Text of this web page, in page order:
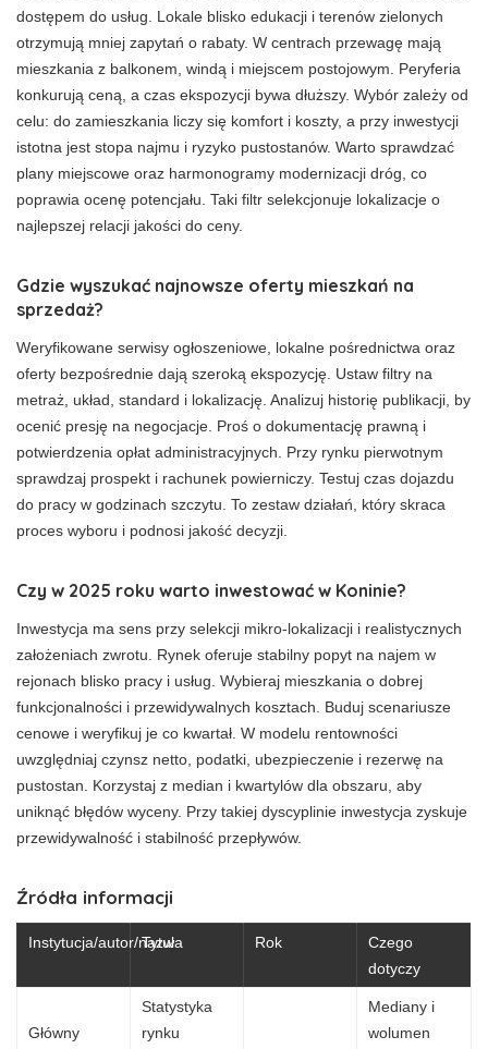
dostępem do usług. Lokale blisko edukacji i terenów zielonych
otrzymują mniej zapytań o rabaty. W centrach przewagę mają
mieszkania z balkonem, windą i miejscem postojowym. Peryferia
konkurują ceną, a czas ekspozycji bywa dłuższy. Wybór zależy od
celu: do zamieszkania liczy się komfort i koszty, a przy inwestycji
istotna jest stopa najmu i ryzyko pustostanów. Warto sprawdzać
plany miejscowe oraz harmonogramy modernizacji dróg, co
poprawia ocenę potencjału. Taki filtr selekcjonuje lokalizacje o
najlepszej relacji jakości do ceny.
Gdzie wyszukać najnowsze oferty mieszkań na
sprzedaż?
Weryfikowane serwisy ogłoszeniowe, lokalne pośrednictwa oraz
oferty bezpośrednie dają szeroką ekspozycję. Ustaw filtry na
metraż, układ, standard i lokalizację. Analizuj historię publikacji, by
ocenić presję na negocjacje. Proś o dokumentację prawną i
potwierdzenia opłat administracyjnych. Przy rynku pierwotnym
sprawdzaj prospekt i rachunek powierniczy. Testuj czas dojazdu
do pracy w godzinach szczytu. To zestaw działań, który skraca
proces wyboru i podnosi jakość decyzji.
Czy w 2025 roku warto inwestować w Koninie?
Inwestycja ma sens przy selekcji mikro-lokalizacji i realistycznych
założeniach zwrotu. Rynek oferuje stabilny popyt na najem w
rejonach blisko pracy i usług. Wybieraj mieszkania o dobrej
funkcjonalności i przewidywalnych kosztach. Buduj scenariusze
cenowe i weryfikuj je co kwartał. W modelu rentowności
uwzględniaj czynsz netto, podatki, ubezpieczenie i rezerwę na
pustostan. Korzystaj z median i kwartylów dla obszaru, aby
uniknąć błędów wyceny. Przy takiej dyscyplinie inwestycja zyskuje
przewidywalność i stabilność przepływów.
Źródła informacji
Instytucja/autor/nazwa
Tytuł Rok
Czego
dotyczy
Główny
Statystyka
rynku
Mediany i
wolumen